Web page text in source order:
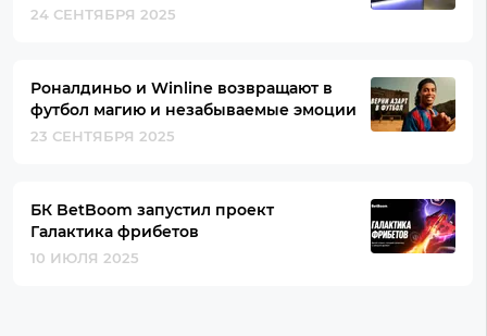
24 СЕНТЯБРЯ 2025
Роналдиньо и Winline возвращают в
футбол магию и незабываемые эмоции
23 СЕНТЯБРЯ 2025
БК BetBoom запустил проект
Галактика фрибетов
10 ИЮЛЯ 2025